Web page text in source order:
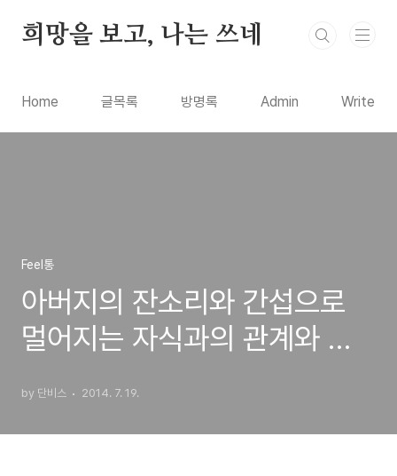
희망을 보고, 나는 쓰네
Home 글목록 방명록 Admin Write
Feel통
아버지의 잔소리와 간섭으로
멀어지는 자식과의 관계와 해
by 단비스 2014. 7. 19.